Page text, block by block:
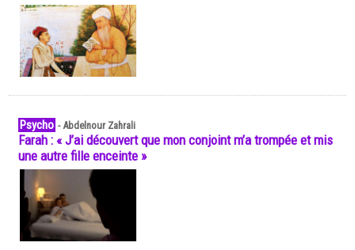
Psycho -Abdelnour Zahrali
Farah : « J’ai découvert que mon conjoint m’a trompée et mis
une autre fille enceinte »